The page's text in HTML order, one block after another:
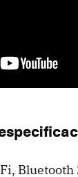
Bluetooth